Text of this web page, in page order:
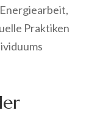
Praktiken